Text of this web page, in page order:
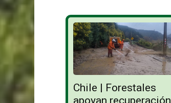
Chile | Forestales
apoyan recuperación